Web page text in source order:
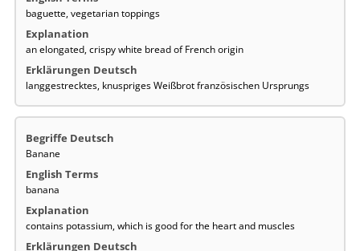
baguette, vegetarian toppings
an elongated, crispy white bread of French origin
langgestrecktes, knuspriges Weißbrot französischen Ursprungs
Banane
banana
contains potassium, which is good for the heart and muscles